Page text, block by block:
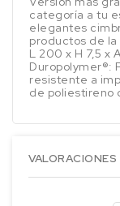
categoría a tu
elegantes
productos de la
L 200 x H 7,5 x
Duropolymer®:
resistente a
de poliestireno
VALORACIONES